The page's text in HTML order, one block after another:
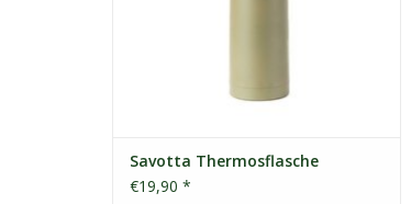
Savotta Thermosflasche
€19,90 *